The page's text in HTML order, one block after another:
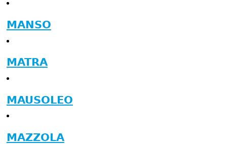
MANSO
MATRA
MAUSOLEO
MAZZOLA